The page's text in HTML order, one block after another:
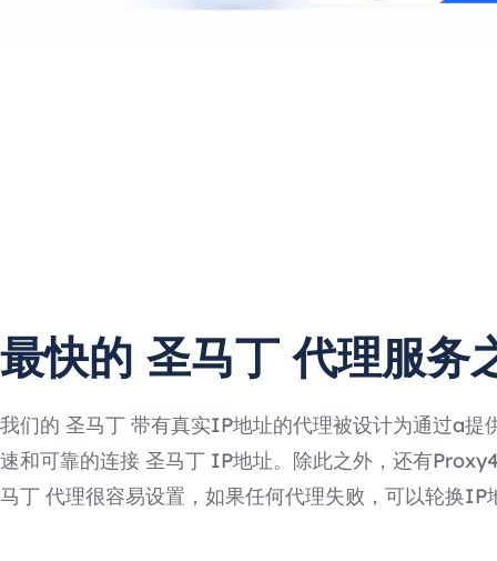
最快的 圣马丁 代理服务
我们的 圣马丁 带有真实IP地址的代理被设计为通过a提
速和可靠的连接 圣马丁 IP地址。除此之外，还有
马丁 代理很容易设置，如果任何代理失败，可以轮换IP